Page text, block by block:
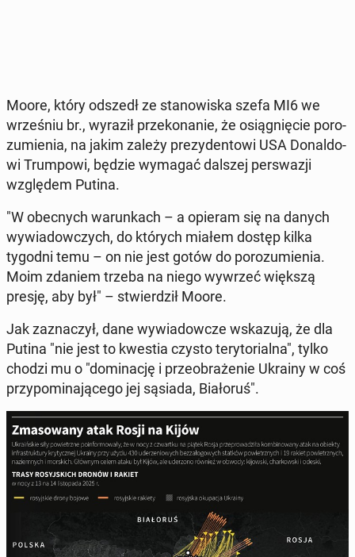
Moore, który odszedł ze sta­no­wi­ska szefa MI6 we
wrze­śniu br., wyraził prze­ko­na­nie, że osią­gnię­cie po­ro­
zu­mie­nia, na jakim zależy pre­zy­den­to­wi USA Do­nal­do­
wi Trum­po­wi, będzie wymagać dalszej per­swa­zji
wzglę­dem Putina.
"W obec­nych wa­run­kach – a opieram się na danych
wy­wia­dow­czych, do których miałem dostęp kilka
tygodni temu – on nie jest gotów do po­ro­zu­mie­nia.
Moim zdaniem trzeba na niego wywrzeć większą
presję, aby był" – stwier­dził Moore.
Jak za­zna­czył, dane wy­wia­dow­cze wska­zu­ją, że dla
Putina "nie jest to kwestia czysto te­ry­to­rial­na", tylko
chodzi mu o "do­mi­na­cję i prze­obra­że­nie Ukrainy w coś
przy­po­mi­na­ją­ce­go jej sąsiada, Bia­ło­ruś".